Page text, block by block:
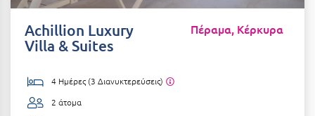
Αμφίκλεια
Άνδρος
Ένα Γεύμα
ΤΎΠΟΣ ΚΑΤΑΛΎΜΑΤΟΣ
Achillion Luxury
Villa & Suites
Πέραμα, Κέρκυρα
4 Ημέρες (3 Διανυκτερεύσεις)
2 άτομα